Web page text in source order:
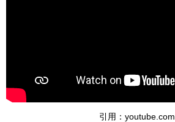
引用：youtube.com